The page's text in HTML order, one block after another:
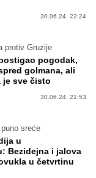
30.06.24. 22:24
protiv Gruzije
pogodak,
golmana, ali
je sve čisto
30.06.24. 21:53
sreće
u
Bezidejna i jalova
u četvrtinu